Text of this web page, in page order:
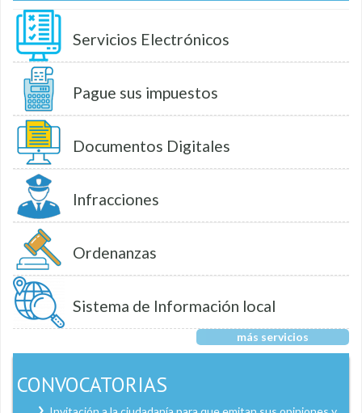
Servicios Electrónicos
Pague sus impuestos
Documentos Digitales
Infracciones
Ordenanzas
Sistema de Información local
más servicios
CONVOCATORIAS